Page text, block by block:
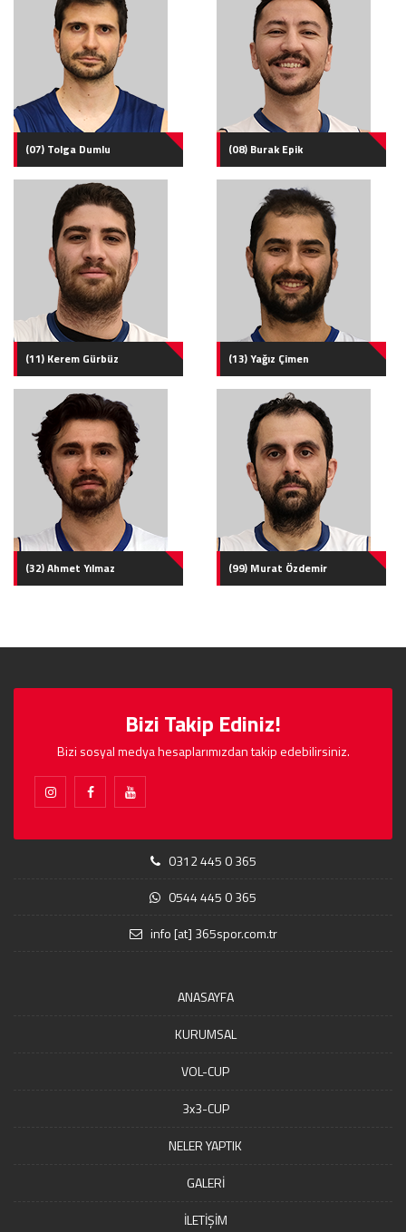
(07) Tolga Dumlu (08) Burak Epik
(11) Kerem Gürbüz (13) Yağız Çimen
(32) Ahmet Yılmaz (99) Murat Özdemir
Bizi Takip Ediniz!
Bizi sosyal medya hesaplarımızdan takip edebilirsiniz.
0312 445 0 365
0544 445 0 365
info [at] 365spor.com.tr
ANASAYFA
KURUMSAL
VOL-CUP
3x3-CUP
NELER YAPTIK
GALERİ
İLETİŞİM